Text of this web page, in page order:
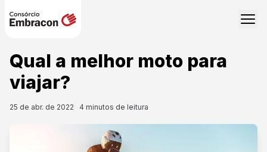
Qual a melhor moto para
viajar?
25 de abr. de 2022 4 minutos de leitura